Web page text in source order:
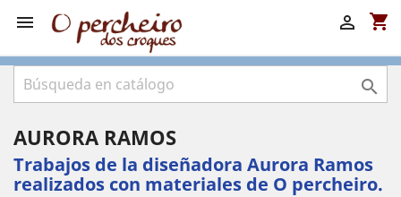
 shopping_cart


AURORA RAMOS
Trabajos de la diseñadora Aurora Ramos
realizados con materiales de O percheiro.